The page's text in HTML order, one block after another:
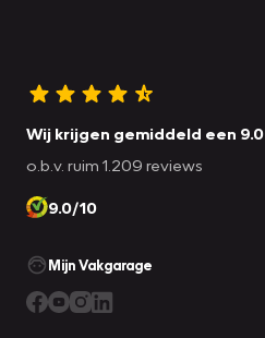
Wij krijgen gemiddeld een 9.0
o.b.v. ruim 1.209 reviews
9.0/10
Mijn Vakgarage